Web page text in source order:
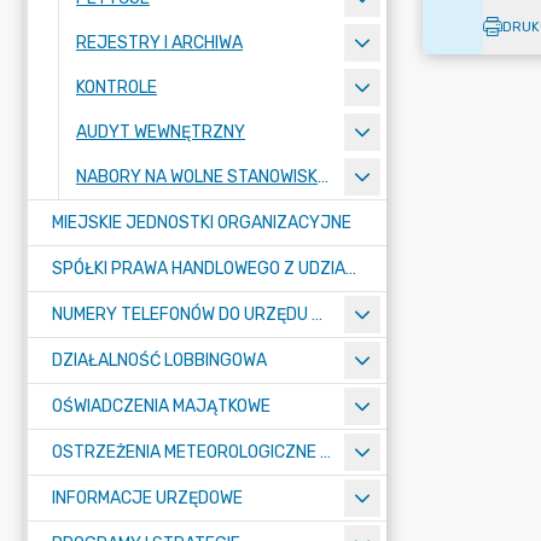
REJESTRY I ARCHIWA
KONTROLE
AUDYT WEWNĘTRZNY
NABORY NA WOLNE STANOWISKA PRACY
MIEJSKIE JEDNOSTKI ORGANIZACYJNE
SPÓŁKI PRAWA HANDLOWEGO Z UDZIAŁEM GMINY
NUMERY TELEFONÓW DO URZĘDU MIASTA, MIEJSKICH JEDNOSTEK ORGANIZACYJNYCH ORAZ SPÓŁEK PRAWA HANDLOWEGO Z UDZIAŁEM GMINY
DZIAŁALNOŚĆ LOBBINGOWA
OŚWIADCZENIA MAJĄTKOWE
OSTRZEŻENIA METEOROLOGICZNE O ZŁYM STANIE POWIETRZA I INNE
INFORMACJE URZĘDOWE